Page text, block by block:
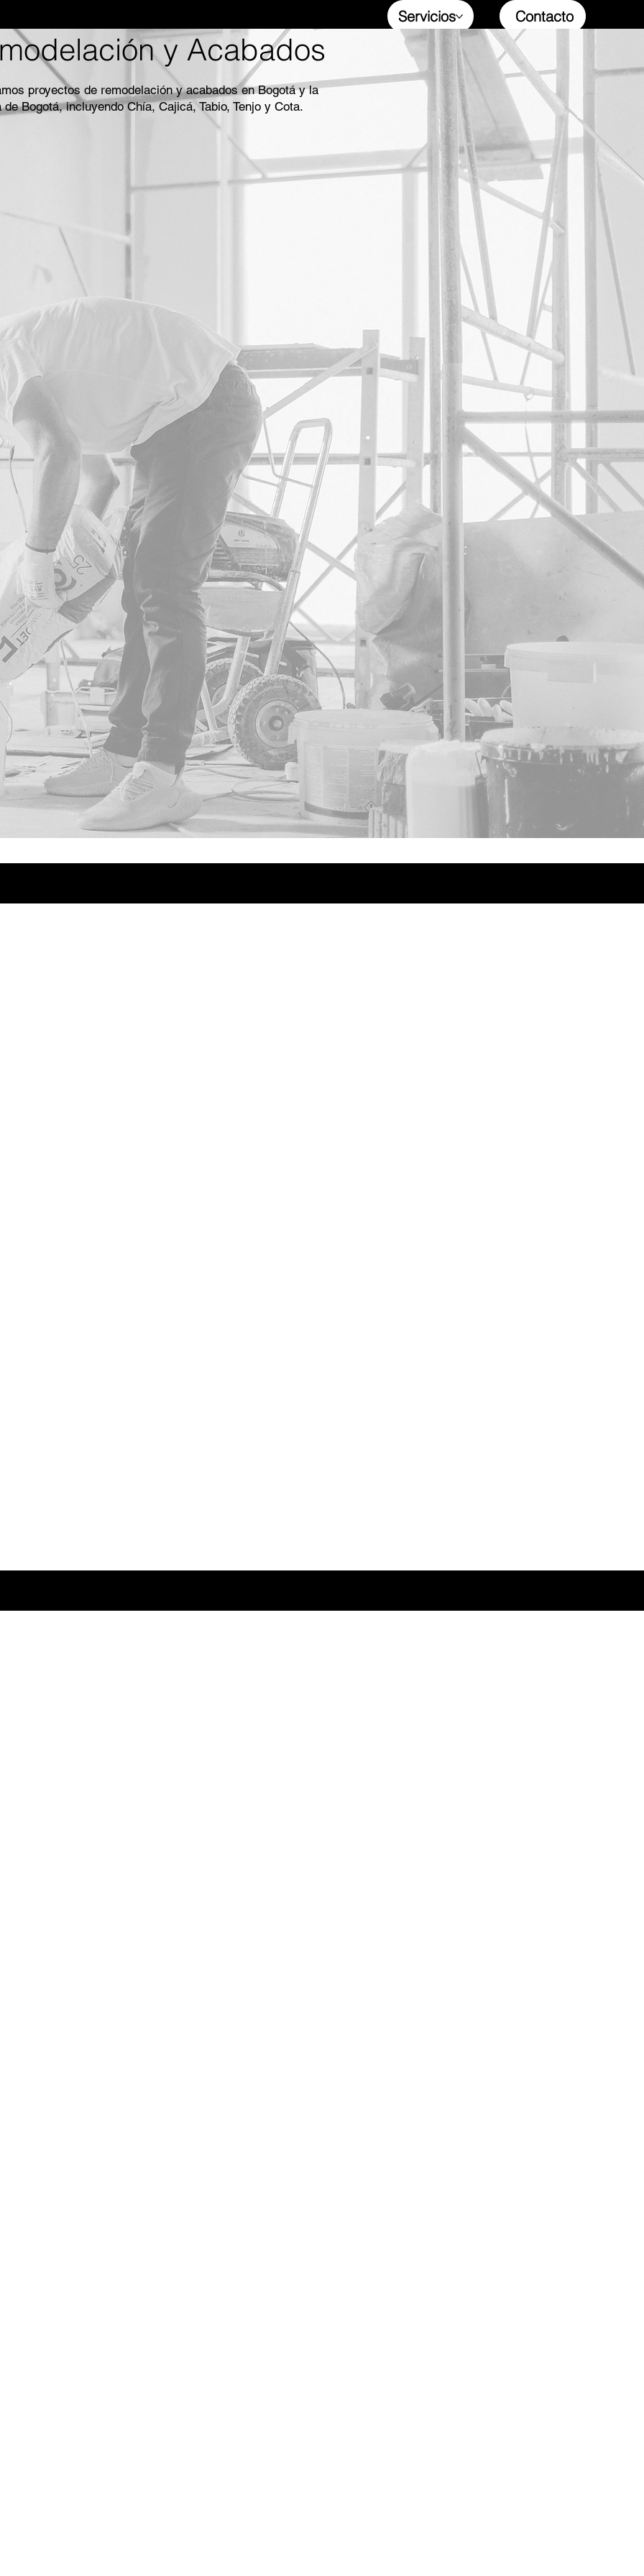
Servicios Contacto
y Acabados
proyectos de remodelación y acabados en Bogotá y la
de Bogotá, incluyendo Chía, Cajicá, Tabio, Tenjo y Cota.